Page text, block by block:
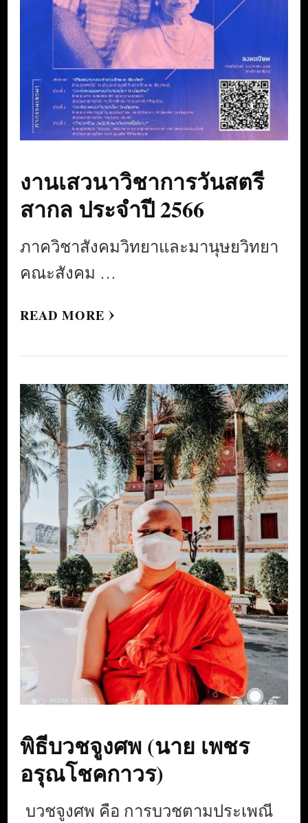
งานเสวนาวิชาการวันสตรี
สากล ประจำปี 2566
ภาควิชาสังคมวิทยาและมานุษยวิทยา
คณะสังคม …
READ MORE
พิธีบวชจูงศพ (นาย เพชร
อรุณโชคกาวร)
บวชจูงศพ คือ การบวชตามประเพณี